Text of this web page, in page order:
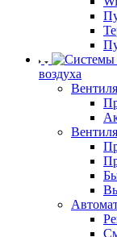
воздуха